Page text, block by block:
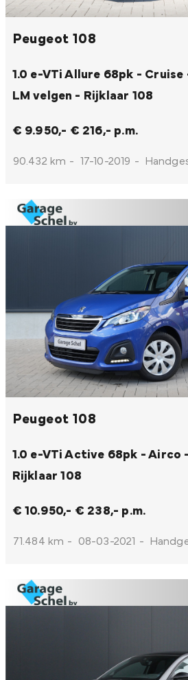
Peugeot 108
1.0 e-VTi Allure 68pk -
LM velgen - Rijklaar 108
€ 9.950,- € 216,- p.m.
90.432 km - 17-10-2019 -
Peugeot 108
1.0 e-VTi Active 68pk - Airco
Rijklaar108
€ 10.950,- € 238,- p.m.
71.484 km - 08-03-2021 -